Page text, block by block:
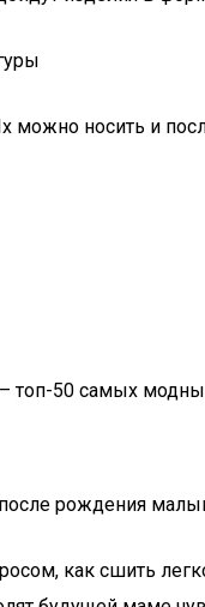
можно носить и
топ-50 самых
рождения
как сшить